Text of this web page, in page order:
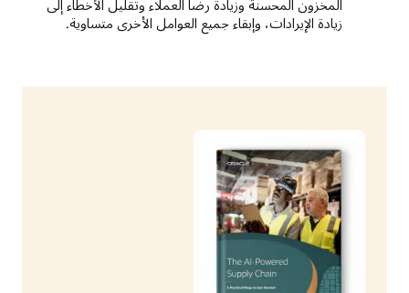
المخزون المحسنة وزيادة رضا العملاء وتقليل الأخطاء إلى
زيادة الإيرادات، وإبقاء جميع العوامل الأخرى متساوية.